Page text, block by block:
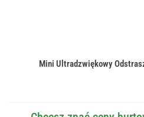
Mini Ultradzwiękowy